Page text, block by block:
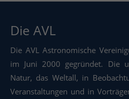
Die AVL
Die AVL Astronomische
im Juni 2000 gegründet. Die
Natur, das Weltall, in
Veranstaltungen und in